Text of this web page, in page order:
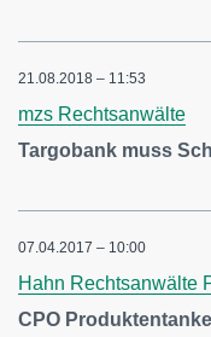
21.08.2018 – 11:53
mzs Rechtsanwälte
Targobank muss
07.04.2017 – 10:00
Hahn Rechtsanwälte
CPO